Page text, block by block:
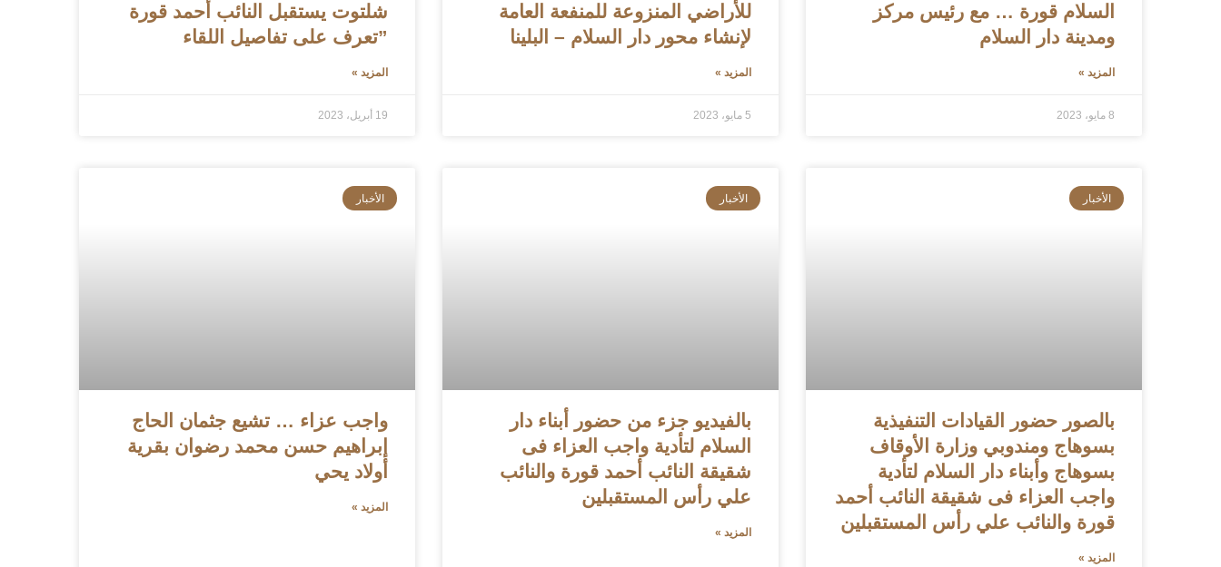
السلام قورة … مع رئيس مركز
ومدينة دار السلام
المزيد »
8 مايو، 2023
للأراضي المنزوعة للمنفعة العامة
لإنشاء محور دار السلام – البلينا
المزيد »
5 مايو، 2023
شلتوت يستقبل النائب أحمد قورة
”تعرف على تفاصيل اللقاء
المزيد »
19 أبريل، 2023
الأخبار
بالصور حضور القيادات التنفيذية
بسوهاج ومندوبي وزارة الأوقاف
بسوهاج وأبناء دار السلام لتأدية
واجب العزاء فى شقيقة النائب أحمد
قورة والنائب علي رأس المستقبلين
المزيد »
الأخبار
بالفيديو جزء من حضور أبناء دار
السلام لتأدية واجب العزاء فى
شقيقة النائب أحمد قورة والنائب
علي رأس المستقبلين
المزيد »
الأخبار
واجب عزاء … تشيع جثمان الحاج
إبراهيم حسن محمد رضوان بقرية
أولاد يحي
المزيد »